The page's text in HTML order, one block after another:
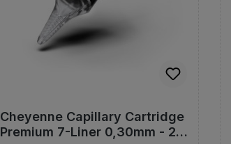
Cheyenne Capillary Cartridge
Premium 7-Liner 0,30mm - 20